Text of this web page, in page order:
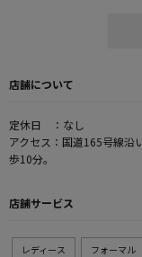
店舗について
定休日 ：なし
アクセス：国道165号線沿
歩10分。
店舗サービス
レディース フォーマル